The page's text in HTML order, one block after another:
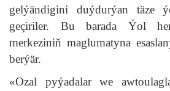
gelýändigini duýdurýan täze
geçiriler. Bu barada Ýol
merkeziniň maglumatyna
berýär.
«Ozal pyýadalar we